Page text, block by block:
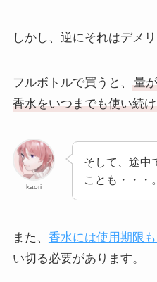
しかし、逆にそれはデメ
フルボトルで買うと、 量
香水をいつまでも使い続
kaori
そして、途中
ことも・・・。
また、 香水には使用期限
い切る必要があります。